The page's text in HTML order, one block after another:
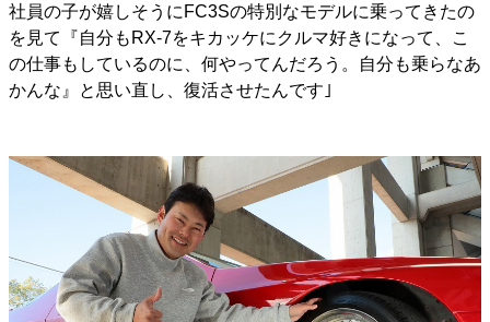
社員の子が嬉しそうにFC3Sの特別なモデルに乗ってきたの
を見て『自分もRX-7をキカッケにクルマ好きになって、こ
の仕事もしているのに、何やってんだろう。自分も乗らなあ
かんな』と思い直し、復活させたんです｣